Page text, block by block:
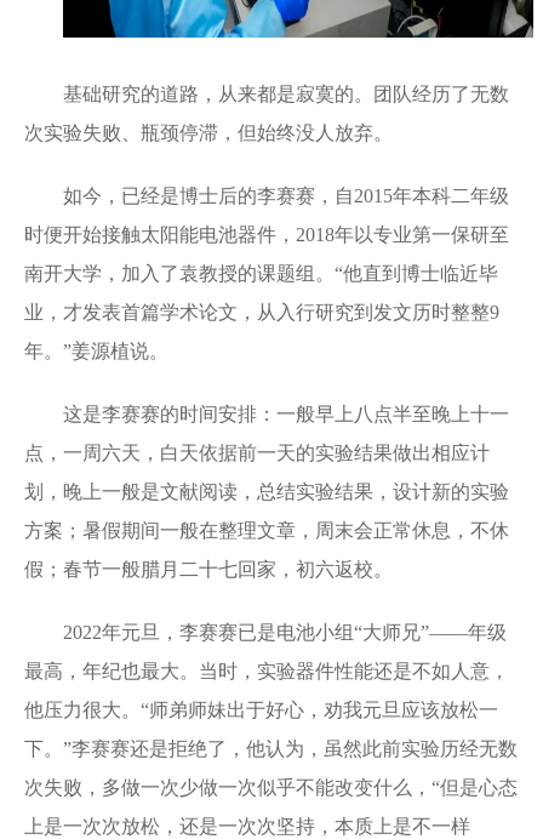
基础研究的道路，从来都是寂寞的。团队经历了无数
次实验失败、瓶颈停滞，但始终没人放弃。
如今，已经是博士后的李赛赛，自2015年本科二年级
时便开始接触太阳能电池器件，2018年以专业第一保研至
南开大学，加入了袁教授的课题组。“他直到博士临近毕
业，才发表首篇学术论文，从入行研究到发文历时整整9
年。”姜源植说。
这是李赛赛的时间安排：一般早上八点半至晚上十一
点，一周六天，白天依据前一天的实验结果做出相应计
划，晚上一般是文献阅读，总结实验结果，设计新的实验
方案；暑假期间一般在整理文章，周末会正常休息，不休
假；春节一般腊月二十七回家，初六返校。
2022年元旦，李赛赛已是电池小组“大师兄”——年级
最高，年纪也最大。当时，实验器件性能还是不如人意，
他压力很大。“师弟师妹出于好心，劝我元旦应该放松一
下。”李赛赛还是拒绝了，他认为，虽然此前实验历经无数
次失败，多做一次少做一次似乎不能改变什么，“但是心态
上是一次次放松，还是一次次坚持，本质上是不一样